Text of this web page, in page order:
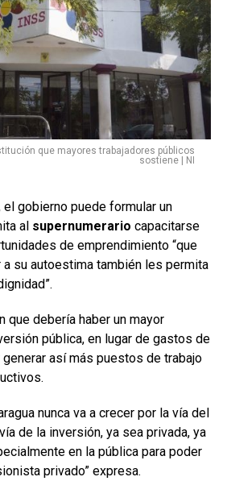
que mayores trabajadores públicos
sostiene | NI
gobierno puede formular un
al supernumerario capacitarse
de emprendimiento “que
su autoestima también les permita
que debería haber un mayor
pública, en lugar de gastos de
así más puestos de trabajo
nunca va a crecer por la vía del
de la inversión, ya sea privada, ya
en la pública para poder
privado” expresa.